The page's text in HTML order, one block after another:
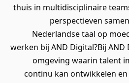
thuis in multidisciplinaire
perspectieven
Nederlandse taal op
werken bij AND Digital?Bij
omgeving waarin talent
continu kan ontwikkelen